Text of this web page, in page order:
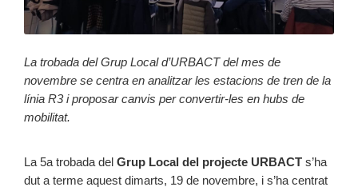
La trobada del Grup Local d’URBACT del mes de
novembre se centra en analitzar les estacions de tren de la
línia R3 i proposar canvis per convertir-les en hubs de
mobilitat.
La 5a trobada del Grup Local del projecte URBACT s’ha
dut a terme aquest dimarts, 19 de novembre, i s’ha centrat